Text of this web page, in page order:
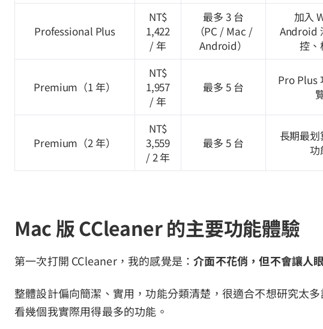
Professional Plus
NT$
1,422
/ 年
最多 3 台
（PC / Mac /
Android）
加入
Android
控、
Premium（1 年）
NT$
1,957
/ 年
最多 5 台
Pro Plus
Premium（2 年）
NT$
3,559
/ 2 年
最多 5 台
長期最
功
Mac 版 CCleaner 的主要功能體驗
第一次打開 CCleaner，我的感覺是：介面不花俏，但不會讓人
整體設計偏向簡潔、實用，功能分類清楚，很適合不想研究太
看幾個我實際用得最多的功能。